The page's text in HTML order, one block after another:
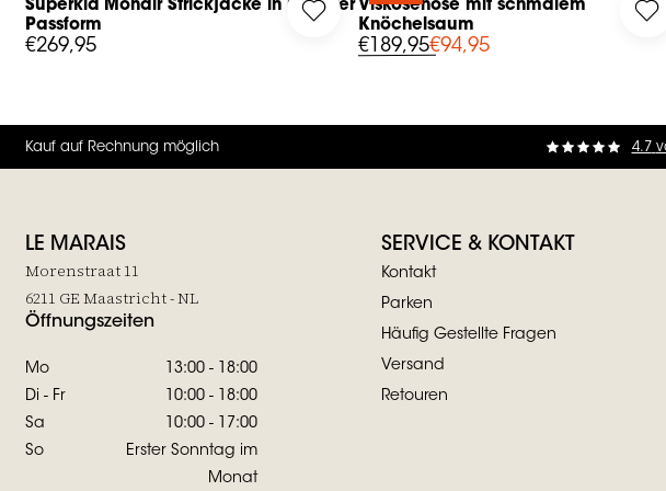
in to add Superkid Mohair Strickjacke in lockerer Passform to your wishlist
Superkid Mohair Strickjacke in lockerer
Passform
€269,95
Log in to add Viskosehose mit schmalem
Viskosehose mit schmalem
Knöchelsaum
€189,95€94,95
Kauf auf Rechnung möglich 4.7
LE MARAIS
Morenstraat 11
6211 GE Maastricht - NL
Öffnungszeiten
Mo
13:00 - 18:00
Di - Fr
10:00 - 18:00
Sa
10:00 - 17:00
So
Erster Sonntag im
Monat
SERVICE & KONTAKT
Kontakt
Parken
Häufig Gestellte Fragen
Versand
Retouren